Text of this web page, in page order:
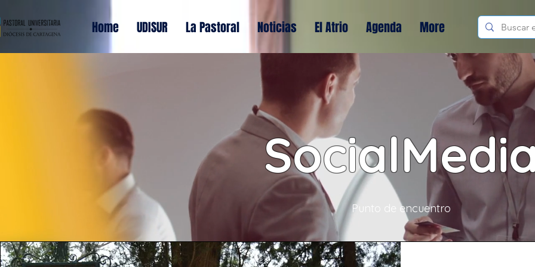
Home UDISUR La Pastoral Noticias El Atrio Agenda More
Punto de encuentro